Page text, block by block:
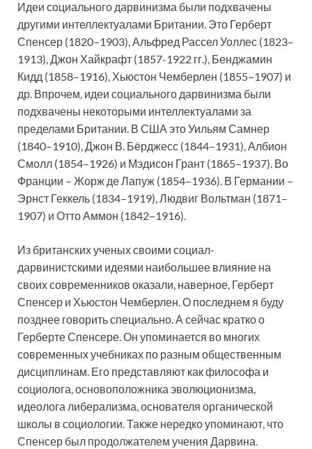
Идеи социального дарвинизма были подхвачены
другими интеллектуалами Британии. Это Герберт
Спенсер (1820–1903), Альфред Рассел Уоллес (1823–
1913), Джон Хайкрафт (1857-1922 гг.), Бенджамин
Кидд (1858–1916), Хьюстон Чемберлен (1855–1907) и
др. Впрочем, идеи социального дарвинизма были
подхвачены некоторыми интеллектуалами за
пределами Британии. В США это Уильям Самнер
(1840–1910), Джон В. Бёрджесс (1844–1931), Албион
Смолл (1854–1926) и Мэдисон Грант (1865–1937). Во
Франции – Жорж де Лапуж (1854–1936). В Германии –
Эрнст Геккель (1834–1919), Людвиг Вольтман (1871–
1907) и Отто Аммон (1842–1916).
Из британских ученых своими социал-
дарвинистскими идеями наибольшее влияние на
своих современников оказали, наверное, Герберт
Спенсер и Хьюстон Чемберлен. О последнем я буду
позднее говорить специально. А сейчас кратко о
Герберте Спенсере. Он упоминается во многих
современных учебниках по разным общественным
дисциплинам. Его представляют как философа и
социолога, основоположника эволюционизма,
идеолога либерализма, основателя органической
школы в социологии. Также нередко упоминают, что
Спенсер был продолжателем учения Дарвина.